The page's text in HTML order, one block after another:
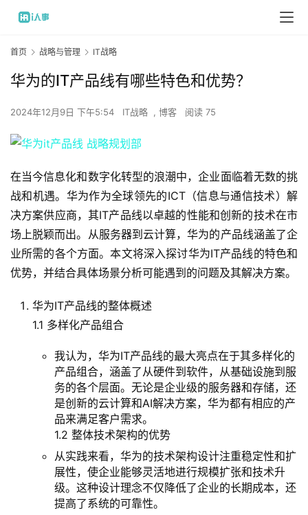
首页 战略与管理 IT战略
华为的IT产品线有哪些特色和优势？
2024年12月9日 下午5:54 IT战略 , 博客 阅读 75
在当今信息化和数字化转型的浪潮中，企业面临着无数的挑
战和机遇。华为作为全球领先的ICT（信息与通信技术）解
决方案供应商，其IT产品线以卓越的性能和创新的技术在市
场上脱颖而出。从服务器到云计算，华为的产品线涵盖了企
业所需的各个方面。本文将深入探讨华为IT产品线的特色和
优势，并结合具体场景分析可能遇到的问题及其解决方案。
华为IT产品线的整体概述
1.1 多样化产品组合
我认为，华为IT产品线的最大亮点在于其多样化的
产品组合，涵盖了从硬件到软件，从基础设施到服
务的各个层面。无论是企业级的服务器和存储，还
是创新的云计算和AI解决方案，华为都有相应的产
品来满足客户需求。
1.2 整体技术架构的优势
从实践来看，华为的技术架构设计注重稳定性和扩
展性，使企业能够灵活地进行规模扩张和技术升
级。这种设计理念不仅降低了企业的长期成本，还
提高了系统的可靠性。